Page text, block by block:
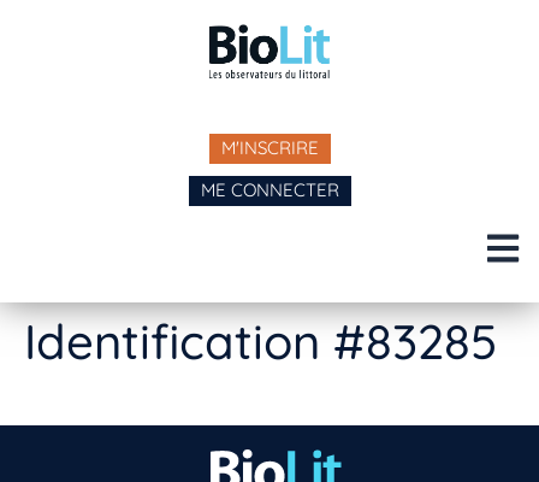
M'INSCRIRE
ME CONNECTER
Identification #83285